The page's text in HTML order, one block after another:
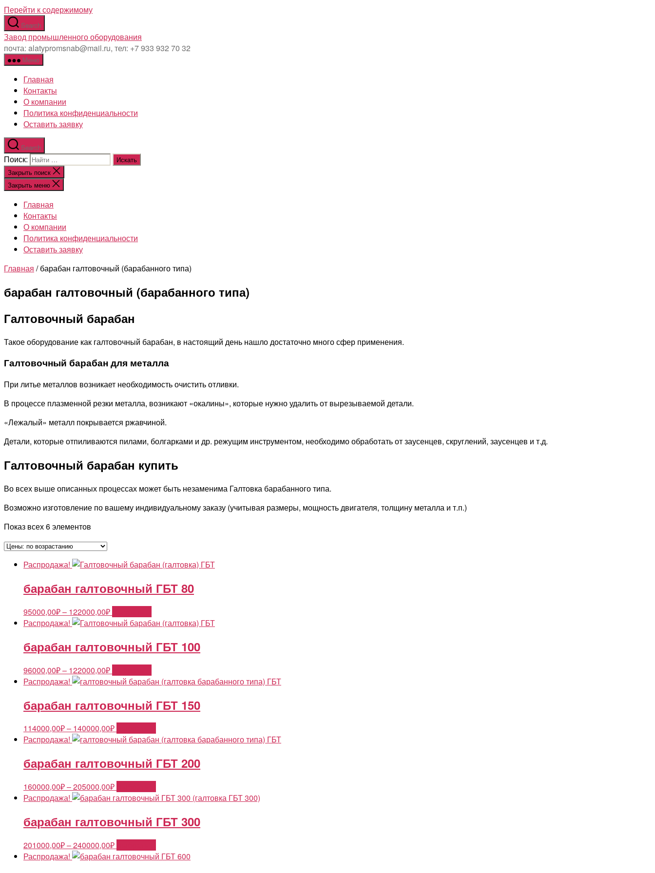
Перейти к содержимому
Search
Завод промышленного оборудования
почта: alatypromsnab@mail.ru, тел: +7 933 932 70 32
Меню
Главная
Контакты
О компании
Политика конфиденциальности
Оставить заявку
Search
Поиск:
Закрыть поиск
Закрыть меню
Главная
Контакты
О компании
Политика конфиденциальности
Оставить заявку
Главная / барабан галтовочный (барабанного типа)
барабан галтовочный (барабанного типа)
Галтовочный барабан
Такое оборудование как галтовочный барабан, в настоящий день нашло достаточно много сфер применения.
Галтовочный барабан для металла
При литье металлов возникает необходимость очистить отливки.
В процессе плазменной резки металла, возникают «окалины», которые нужно удалить от вырезываемой детали.
«Лежалый» металл покрывается ржавчиной.
Детали, которые отпиливаются пилами, болгарками и др. режущим инструментом, необходимо обработать от заусенцев, скруглений, заусенцев и т.д.
Галтовочный барабан купить
Во всех выше описанных процессах может быть незаменима Галтовка барабанного типа.
Возможно изготовление по вашему индивидуальному заказу (учитывая размеры, мощность двигателя, толщину металла и т.п.)
Показ всех 6 элементов
Распродажа!
барабан галтовочный ГБТ 80
95000,00₽– 122000,00₽
Распродажа!
барабан галтовочный ГБТ 100
96000,00₽– 122000,00₽
Распродажа!
барабан галтовочный ГБТ 150
114000,00₽– 140000,00₽
Распродажа!
барабан галтовочный ГБТ 200
160000,00₽–205000,00₽
Распродажа!
барабан галтовочный ГБТ 300
201000,00₽–240000,00₽
Распродажа!